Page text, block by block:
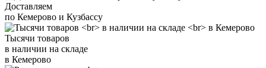
Доставляем
по Кемерово и Кузбассу
Тысячи товаров
в наличии на складе
в Кемерово